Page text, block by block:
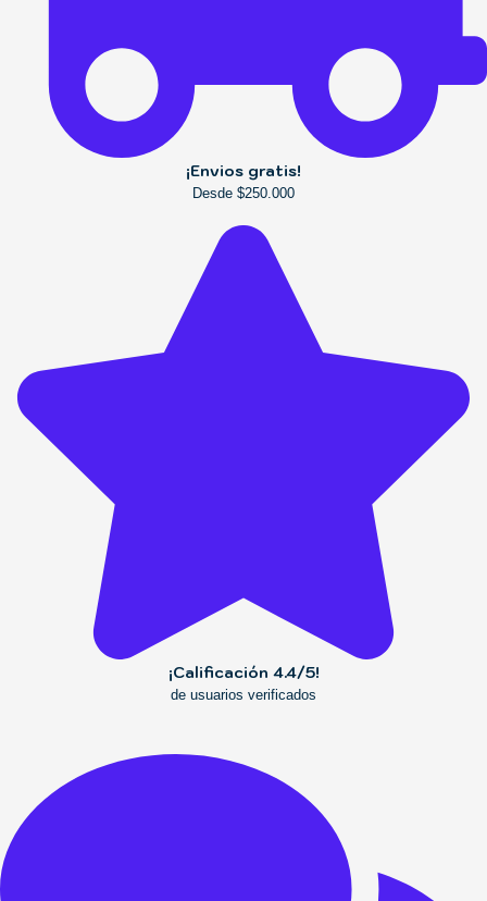
¡Envios gratis!
Desde $250.000
¡Calificación 4.4/5!
de usuarios verificados